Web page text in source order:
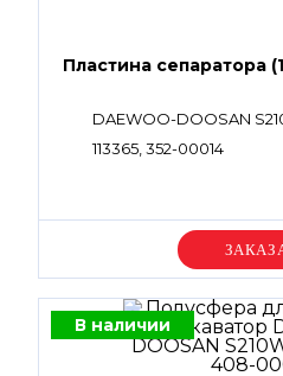
Пластина сепаратора
DAEWOO-DOOSAN
113365, 352-00014
В наличии